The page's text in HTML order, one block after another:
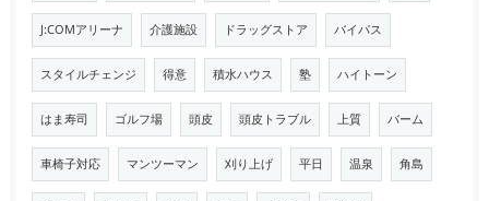
J:COMアリーナ 介護施設 ドラッグストア バイパス
スタイルチェンジ 得意 積水ハウス 塾 ハイトーン
はま寿司 ゴルフ場 頭皮 頭皮トラブル 上質 バーム
車椅子対応 マンツーマン 刈り上げ 平日 温泉 角島